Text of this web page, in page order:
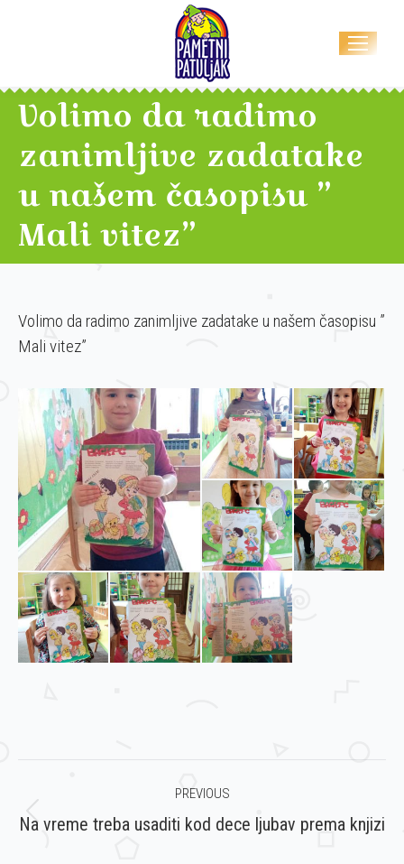
Volimo da radimo
zanimljive zadatake
u našem časopisu ”
Mali vitez”
Volimo da radimo zanimljive zadatake u našem časopisu ”
Mali vitez”
navigation
PREVIOUS
Previous
Na vreme treba usaditi kod dece ljubav prema knjizi